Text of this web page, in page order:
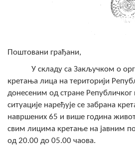
ОПШТИНСКА
Активности
Јавни позиви
Обавјештења
Заштита од пожара
Поштовани грађани,
У складу са Закључком о
кретања лица на територији
донесеним од стране Републичког
ситуације наређује се забрана
навршених 65 и више година
свим лицима кретање на јавним
од 20.00 до 05.00 чаова.